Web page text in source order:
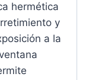
hermética
y
a la